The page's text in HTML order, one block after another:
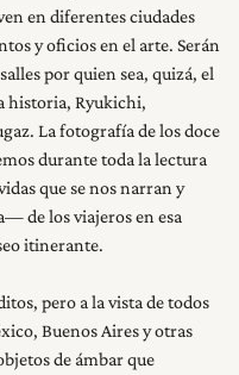
en diferentes ciudades
y oficios en el arte. Serán
por quien sea, quizá, el
historia, Ryukichi,
La fotografía de los doce
durante toda la lectura
que se nos narran y
de los viajeros en esa
itinerante.
pero a la vista de todos
Buenos Aires y otras
de ámbar que